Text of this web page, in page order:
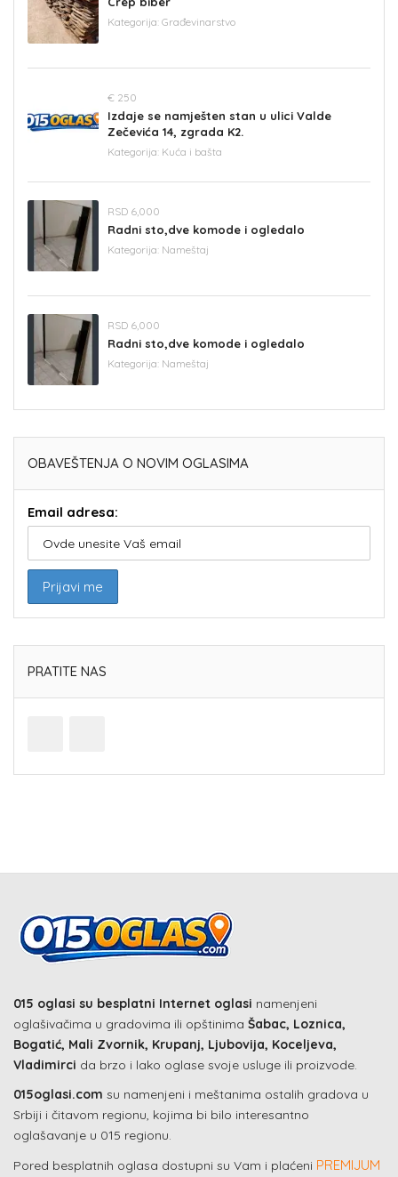
Kategorija: Građevinarstvo
€ 250
Izdaje se namješten stan u ulici Valde
Zečevića 14, zgrada K2.
Kategorija: Kuća i bašta
RSD 6,000
Radni sto,dve komode i ogledalo
Kategorija: Nameštaj
RSD 6,000
Radni sto,dve komode i ogledalo
Kategorija: Nameštaj
OBAVEŠTENJA O NOVIM OGLASIMA
Email adresa:
PRATITE NAS
015 oglasi su besplatni Internet oglasi namenjeni
oglašivačima u gradovima ili opštinima Šabac, Loznica,
Bogatić, Mali Zvornik, Krupanj, Ljubovija, Koceljeva,
Vladimirci da brzo i lako oglase svoje usluge ili proizvode.
015oglasi.com su namenjeni i meštanima ostalih gradova u
Srbiji i čitavom regionu, kojima bi bilo interesantno
oglašavanje u 015 regionu.
Pored besplatnih oglasa dostupni su Vam i plaćeni PREMIJUM